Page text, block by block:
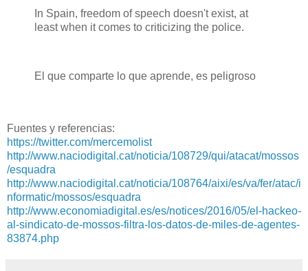
In Spain, freedom of speech doesn't exist, at
least when it comes to criticizing the police.
El que comparte lo que aprende, es peligroso
Fuentes y referencias:
https://twitter.com/mercemolist
http://www.naciodigital.cat/noticia/108729/qui/atacat/mossos
/esquadra
http://www.naciodigital.cat/noticia/108764/aixi/es/va/fer/atac/i
nformatic/mossos/esquadra
http://www.economiadigital.es/es/notices/2016/05/el-hackeo-
al-sindicato-de-mossos-filtra-los-datos-de-miles-de-agentes-
83874.php